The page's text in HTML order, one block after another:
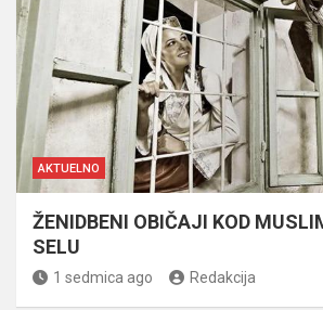
AKTUELNO
ŽENIDBENI OBIČAJI KOD
SELU
1 sedmica ago Redakcija